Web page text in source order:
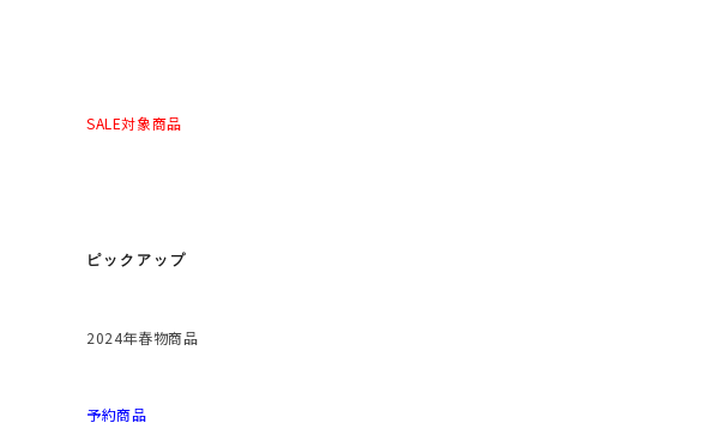
SALE対象商品
ピックアップ
2024年春物商品
予約商品